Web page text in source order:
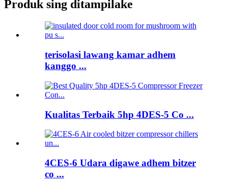
Produk sing ditampilake
terisolasi lawang kamar adhem
kanggo ...
Kualitas Terbaik 5hp 4DES-5 Co ...
4CES-6 Udara digawe adhem bitzer
co ...